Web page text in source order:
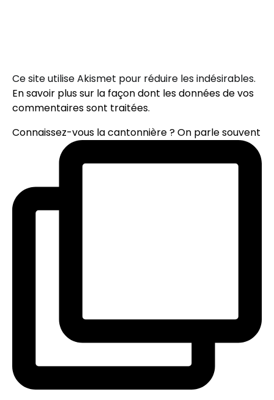
Ce site utilise Akismet pour réduire les indésirables.
En savoir plus sur la façon dont les données de vos
commentaires sont traitées.
Connaissez-vous la cantonnière ? On parle souvent